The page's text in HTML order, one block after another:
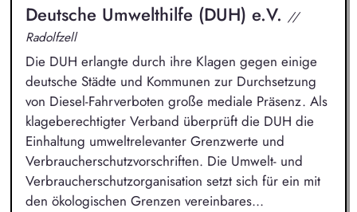
Deutsche Umwelthilfe (DUH) e.V. //
Radolfzell
Die DUH erlangte durch ihre Klagen gegen einige
deutsche Städte und Kommunen zur Durchsetzung
von Diesel-Fahrverboten große mediale Präsenz. Als
klageberechtigter Verband überprüft die DUH die
Einhaltung umweltrelevanter Grenzwerte und
Verbraucherschutzvorschriften. Die Umwelt- und
Verbraucherschutzorganisation setzt sich für ein mit
den ökologischen Grenzen vereinbares...